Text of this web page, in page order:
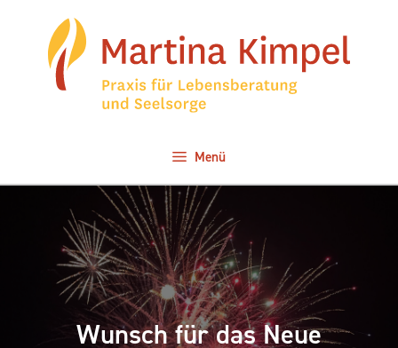
springen
Menü
Wunsch für das Neue